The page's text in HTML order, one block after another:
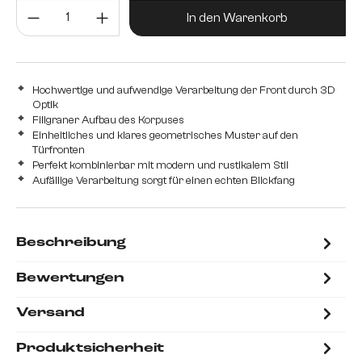
Produkt Anzahl: Gib den
In den Warenkorb
Hochwertige und aufwendige Verarbeitung der Front durch 3D
Optik
Filigraner Aufbau des Korpuses
Einheitliches und klares geometrisches Muster auf den
Türfronten
Perfekt kombinierbar mit modern und rustikalem Stil
Aufällige Verarbeitung sorgt für einen echten Blickfang
Beschreibung
Bewertungen
Versand
Produktsicherheit